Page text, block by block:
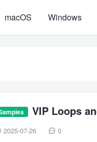
macOS Windows
VIP Loops
2025-07-26  0